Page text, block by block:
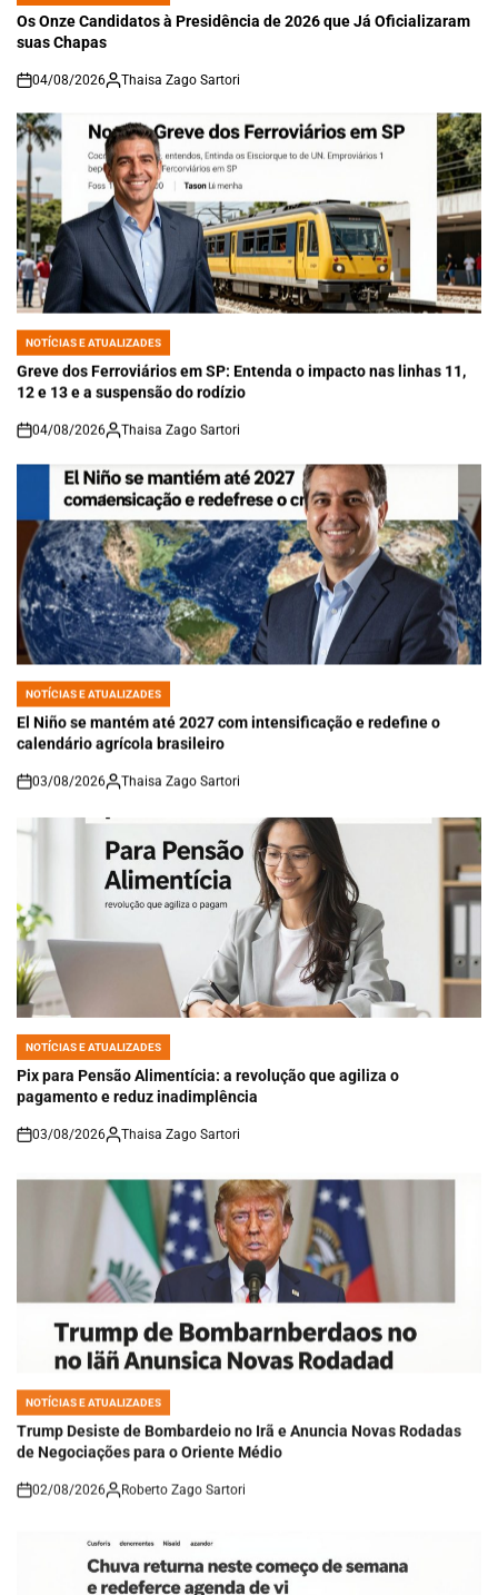
IN
Os Onze Candidatos à Presidência de 2026 que Já Oficializaram
suas Chapas
on
04/08/2026 Thaisa Zago Sartori
POSTED
IN
NOTÍCIAS E ATUALIZADES
Greve dos Ferroviários em SP: Entenda o impacto nas linhas 11,
12 e 13 e a suspensão do rodízio
on
04/08/2026 Thaisa Zago Sartori
POSTED
IN
NOTÍCIAS E ATUALIZADES
El Niño se mantém até 2027 com intensificação e redefine o
calendário agrícola brasileiro
on
03/08/2026 Thaisa Zago Sartori
POSTED
IN
NOTÍCIAS E ATUALIZADES
Pix para Pensão Alimentícia: a revolução que agiliza o
pagamento e reduz inadimplência
on
03/08/2026 Thaisa Zago Sartori
POSTED
IN
NOTÍCIAS E ATUALIZADES
Trump Desiste de Bombardeio no Irã e Anuncia Novas Rodadas
de Negociações para o Oriente Médio
on